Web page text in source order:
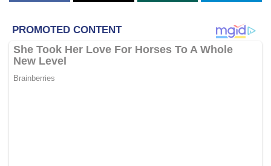
Kira-kira 25,000 orang dilaporkan tinggal di bandar itu
yang terletak 160 kilometer ke utara Kiev. Ia dibina selepas
kemalangan loji tenaga nuklear Chernobyl berlaku pada
1986.